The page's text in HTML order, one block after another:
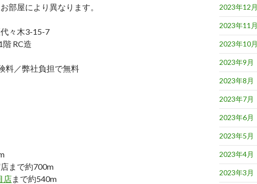
部屋により異なります。
々木3-15-7
RC造
料／弊社負担で無料
まで約700m
店まで約540m
2023年12月
2023年11月
2023年10月
2023年9月
2023年8月
2023年7月
2023年6月
2023年5月
2023年4月
2023年3月